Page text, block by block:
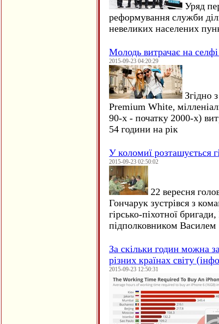
Уряд
реформування служби
невеликих населених
Молодь витрачає на
2015-09-23 04:20:29
Згідно
Premium White,
90-х - початку 2000-х)
54 години на рік
У коломиї розташується
2015-09-23 02:50:02
22 вересня
Гончарук зустрівся з
гірсько-піхотної
підполковником
За скільки годин можна
різних країнах світу
2015-09-23 12:50:31